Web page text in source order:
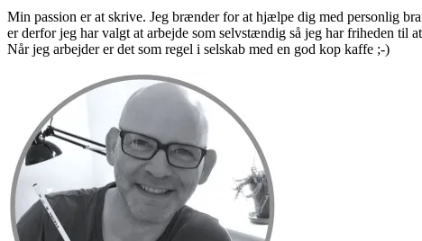
Min passion er at skrive. Jeg brænder for at hjælpe dig med personlig
er derfor jeg har valgt at arbejde som selvstændig så jeg har friheden til
Når jeg arbejder er det som regel i selskab med en god kop kaffe ;-)
Sidebar